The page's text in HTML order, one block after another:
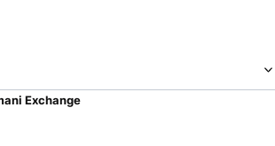
Exchange